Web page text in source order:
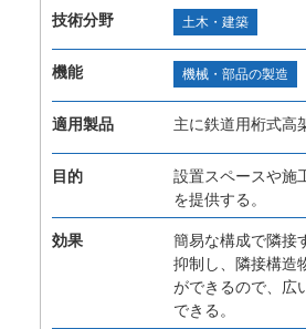
技術分野 土木・建築
機能 機械・部品の製造
適用製品 主に鉄道用桁式高
目的
設置スペースや施
を提供する。
効果
簡易な構成で隣接
抑制し、隣接構造
ができるので、広
できる。